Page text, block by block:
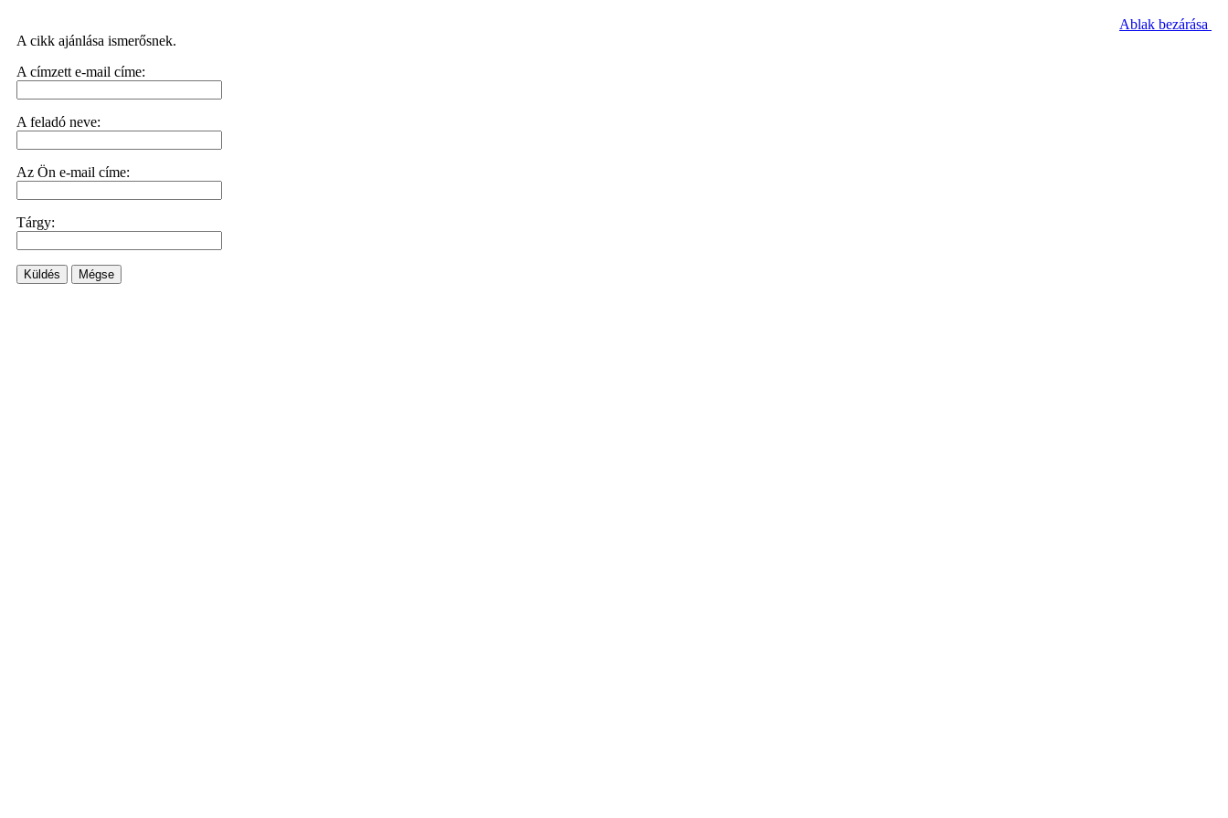
Ablak bezárása
A cikk ajánlása ismerősnek.
A címzett e-mail címe:
A feladó neve:
Az Ön e-mail címe:
Tárgy:
Küldés Mégse